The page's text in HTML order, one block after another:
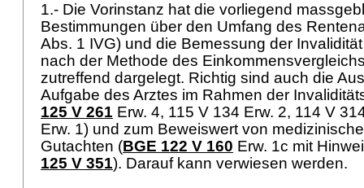
1.- Die Vorinstanz hat die vorliegend
Bestimmungen über den Umfang des
Abs. 1 IVG) und die Bemessung der
nach der Methode des
zutreffend dargelegt. Richtig sind auch die
Aufgabe des Arztes im Rahmen der
125 V 261 Erw. 4, 115 V 134 Erw. 2, 114 V
Erw. 1) und zum Beweiswert von
Gutachten (BGE 122 V 160 Erw. 1c mit
125 V 351). Darauf kann verwiesen werden.